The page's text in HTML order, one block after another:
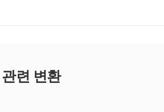
관련 변환